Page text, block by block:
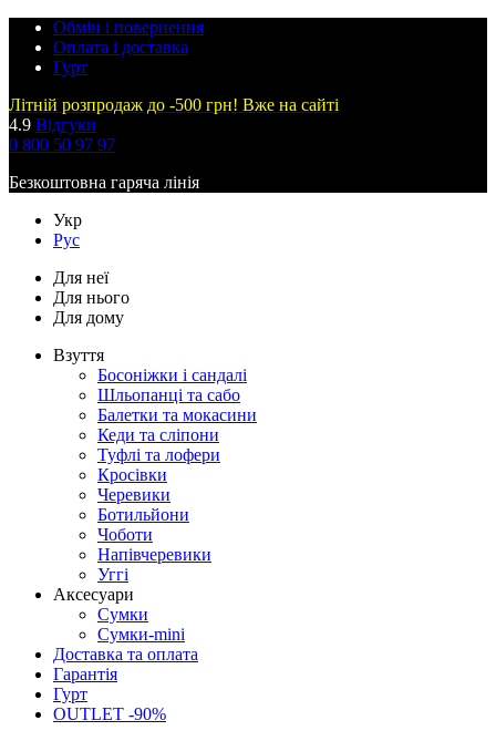
Обмін і повернення
Оплата і доставка
Гурт
Літній розпродаж до -500 грн! Вже на сайті
4.9 Відгуки
0 800 50 97 97
Безкоштовна гаряча лінія
Укр
Рус
Для неї
Для нього
Для дому
Взуття
Босоніжки і сандалі
Шльопанці та сабо
Балетки та мокасини
Кеди та сліпони
Туфлі та лофери
Кросівки
Черевики
Ботильйони
Чоботи
Напівчеревики
Уггі
Аксесуари
Сумки
Сумки-mini
Доставка та оплата
Гарантія
Гурт
OUTLET -90%